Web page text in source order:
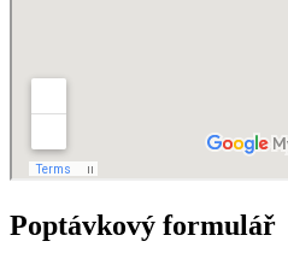
Poptávkový formulář